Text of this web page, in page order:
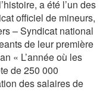
a été l’un des
officiel de mineurs,
– Syndicat national
de leur première
« L’année où les
de 250 000
des salaires de